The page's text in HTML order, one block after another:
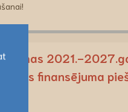
2021.-
finansējuma